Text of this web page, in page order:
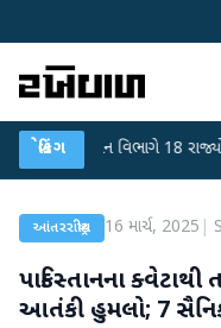
બ્રેકિંગ
વિભાગે 18 રાજ્યો માટે ભારે
આંતરરાષ્ટ્રીય 16 માર્ચ, 2025
પાકિસ્તાનના
આતંકી હુમલો; 7